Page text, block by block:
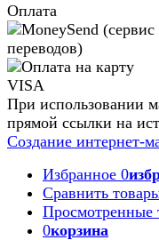
Оплата
При использовании
прямой ссылки на
Создание интернет-
Избранное 0
Сравнить
Просмотренные
0корзина